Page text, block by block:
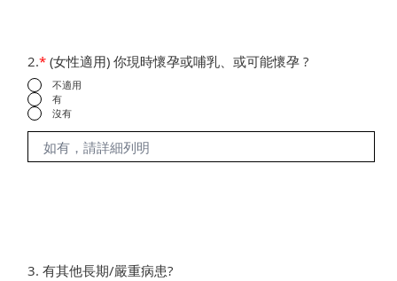
3. 有其他長期/嚴重病患?
2.* (女性適用) 你現時懷孕或哺乳、或可能懷孕 ?
不適用
有
沒有